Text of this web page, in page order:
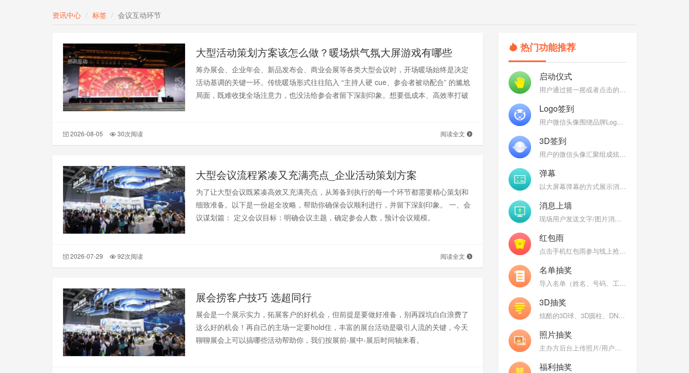
资讯中心 标签 会议互动环节
大型活动策划方案该怎么做？暖场烘气氛大屏游戏有哪些
筹办展会、企业年会、新品发布会、商业会展等各类大型会议时，开场暖场始终是决定
活动基调的关键一环。传统暖场形式往往陷入 “主持人硬 cue、参会者被动配合” 的尴尬
局面，既难收拢全场注意力，也没法给参会者留下深刻印象。想要低成本、高效率打破
2026-08-05 30次阅读 阅读全文
大型会议流程紧凑又充满亮点_企业活动策划方案
为了让大型会议既紧凑高效又充满亮点，从筹备到执行的每一个环节都需要精心策划和
细致准备。以下是一份超全攻略，帮助你确保会议顺利进行，并留下深刻印象。 一、会
议谋划篇： 定义会议目标：明确会议主题，确定参会人数，预计会议规模。
2026-07-29 92次阅读 阅读全文
展会捞客户技巧 选超同行
展会是一个展示实力，拓展客户的好机会，但前提是要做好准备，别再踩坑白白浪费了
这么好的机会！再自己的主场一定要hold住，丰富的展台活动是吸引人流的关键，今天
聊聊展会上可以搞哪些活动帮助你，我们按展前-展中-展后时间轴来看。
热门功能推荐
启动仪式
用户通过摇一摇或者点击的方式参与启动仪式，启动聚能，聚能完成后弹出定制特效
Logo签到
用户微信头像围绕品牌Logo组成各式炫酷3D效果：魔方、万花筒、地球、银河，彰显品牌
3D签到
用户的微信头像汇聚组成炫酷的Logo、3D球、3D圆柱、DNA、魔方等炫酷的3D图形
弹幕
以大屏幕弹幕的方式展示消息，后台开启审核，过滤垃圾消息，弹幕互动燃爆现场
消息上墙
现场用户发送文字/图片消息到大屏幕上，大屏幕消息墙轮播上墙图文
红包雨
点击手机红包雨参与线上抢红包（礼品），热闹喜庆的界面为现场增温
名单抽奖
导入名单（姓名、号码、工号、数字）抽奖，支持名单分组和名单权重（工龄）
3D抽奖
炫酷的3D球、3D圆柱、DNA、魔方等炫酷的3D图形不停变换，随机抽取中奖用户头像
照片抽奖
主办方后台上传照片/用户现场自拍上传照片，巨幕照片墙抽奖
福利抽奖